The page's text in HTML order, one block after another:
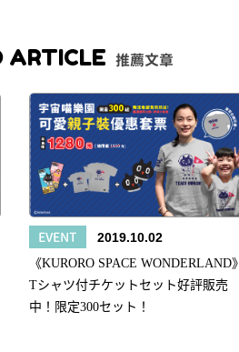
ARTICLE 推薦文章
EVENT 2019.10.02
《KURORO SPACE WONDERLAND》
Tシャツ付チケットセット好評販売
中！限定300セット！